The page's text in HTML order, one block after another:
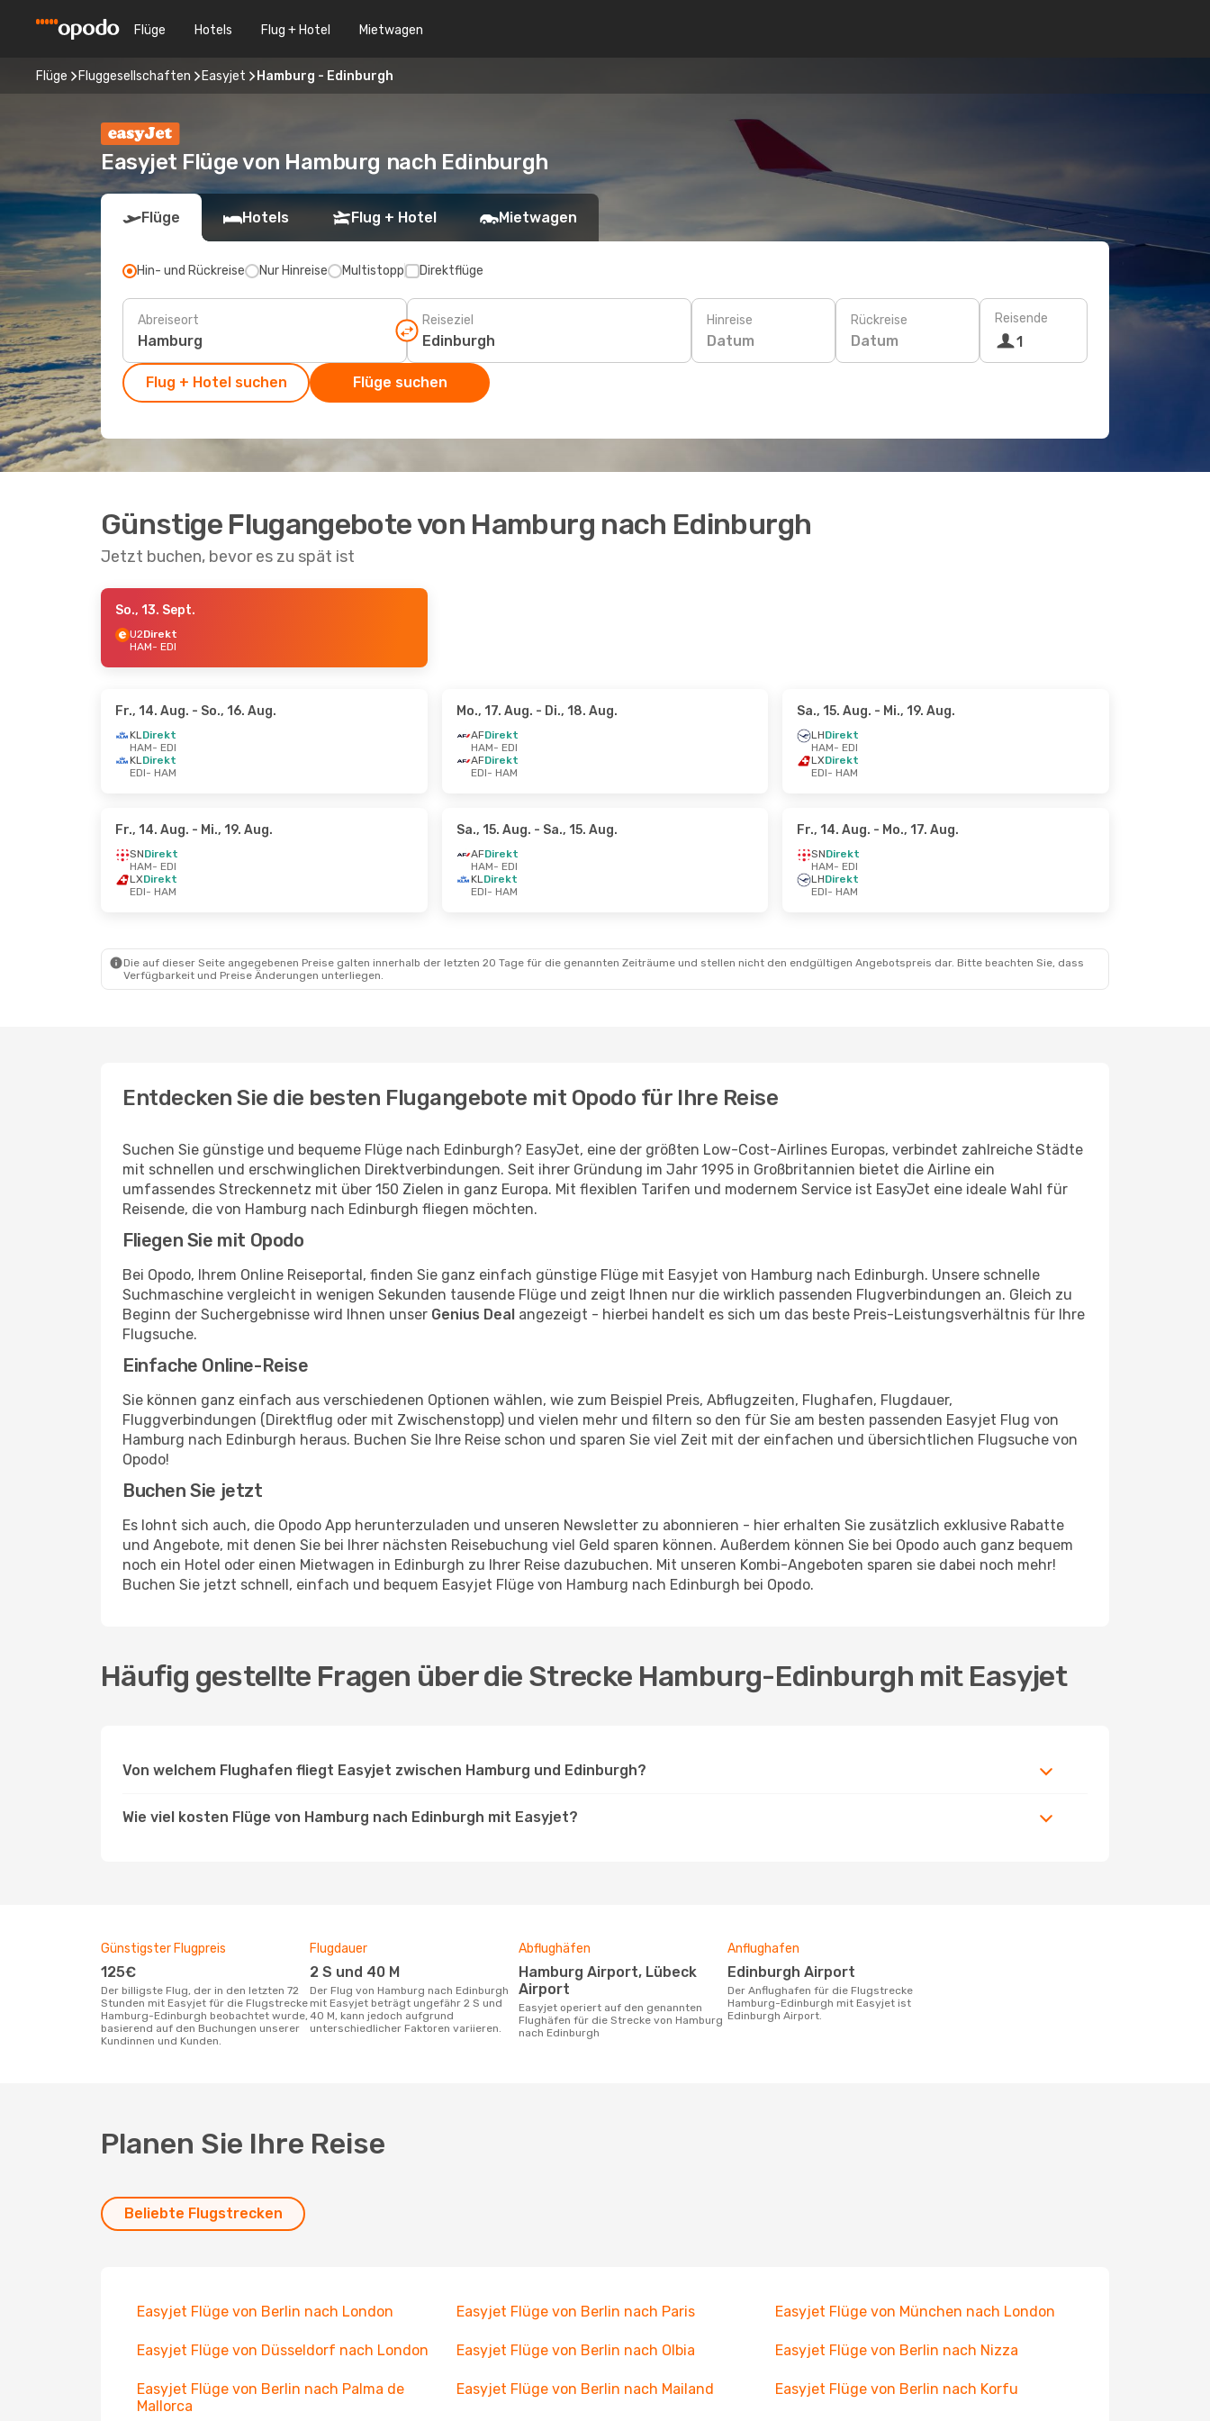
Flüge Hotels Flug + Hotel Mietwagen
Flüge Fluggesellschaften Easyjet Hamburg - Edinburgh
Easyjet Flüge von Hamburg nach Edinburgh
Flüge Hotels Flug + Hotel Mietwagen
Hin- und Rückreise Nur Hinreise Multistopp Direktflüge
Abreiseort Reiseziel Hinreise
Datum
Rückreise
Datum
Reisende
1
Flug + Hotel suchen Flüge suchen
Günstige Flugangebote von Hamburg nach Edinburgh
Jetzt buchen, bevor es zu spät ist
So., 13. Sept.
U2Direkt
HAM- EDI
Fr., 14. Aug. - So., 16. Aug.
KLDirekt
HAM- EDI
KLDirekt
EDI- HAM
Mo., 17. Aug. - Di., 18. Aug.
AFDirekt
HAM- EDI
AFDirekt
EDI- HAM
Sa., 15. Aug. - Mi., 19. Aug.
LHDirekt
HAM- EDI
LXDirekt
EDI- HAM
Fr., 14. Aug. - Mi., 19. Aug.
SNDirekt
HAM- EDI
LXDirekt
EDI- HAM
Sa., 15. Aug. - Sa., 15. Aug.
AFDirekt
HAM- EDI
KLDirekt
EDI- HAM
Fr., 14. Aug. - Mo., 17. Aug.
SNDirekt
HAM- EDI
LHDirekt
EDI- HAM
Die auf dieser Seite angegebenen Preise galten innerhalb der letzten 20 Tage für die genannten Zeiträume und stellen nicht den endgültigen Angebotspreis dar. Bitte beachten Sie, dass
Verfügbarkeit und Preise Änderungen unterliegen.
Entdecken Sie die besten Flugangebote mit Opodo für Ihre Reise
Suchen Sie günstige und bequeme Flüge nach Edinburgh? EasyJet, eine der größten Low-Cost-Airlines Europas, verbindet zahlreiche Städte
mit schnellen und erschwinglichen Direktverbindungen. Seit ihrer Gründung im Jahr 1995 in Großbritannien bietet die Airline ein
umfassendes Streckennetz mit über 150 Zielen in ganz Europa. Mit flexiblen Tarifen und modernem Service ist EasyJet eine ideale Wahl für
Reisende, die von Hamburg nach Edinburgh fliegen möchten.
Fliegen Sie mit Opodo
Bei Opodo, Ihrem Online Reiseportal, finden Sie ganz einfach günstige Flüge mit Easyjet von Hamburg nach Edinburgh. Unsere schnelle
Suchmaschine vergleicht in wenigen Sekunden tausende Flüge und zeigt Ihnen nur die wirklich passenden Flugverbindungen an. Gleich zu
Beginn der Suchergebnisse wird Ihnen unser Genius Deal angezeigt - hierbei handelt es sich um das beste Preis-Leistungsverhältnis für Ihre
Flugsuche.
Einfache Online-Reise
Sie können ganz einfach aus verschiedenen Optionen wählen, wie zum Beispiel Preis, Abflugzeiten, Flughafen, Flugdauer,
Fluggverbindungen (Direktflug oder mit Zwischenstopp) und vielen mehr und filtern so den für Sie am besten passenden Easyjet Flug von
Hamburg nach Edinburgh heraus. Buchen Sie Ihre Reise schon und sparen Sie viel Zeit mit der einfachen und übersichtlichen Flugsuche von
Opodo!
Buchen Sie jetzt
Es lohnt sich auch, die Opodo App herunterzuladen und unseren Newsletter zu abonnieren - hier erhalten Sie zusätzlich exklusive Rabatte
und Angebote, mit denen Sie bei Ihrer nächsten Reisebuchung viel Geld sparen können. Außerdem können Sie bei Opodo auch ganz bequem
noch ein Hotel oder einen Mietwagen in Edinburgh zu Ihrer Reise dazubuchen. Mit unseren Kombi-Angeboten sparen sie dabei noch mehr!
Buchen Sie jetzt schnell, einfach und bequem Easyjet Flüge von Hamburg nach Edinburgh bei Opodo.
Häufig gestellte Fragen über die Strecke Hamburg-Edinburgh mit Easyjet
Von welchem Flughafen fliegt Easyjet zwischen Hamburg und Edinburgh?
Wie viel kosten Flüge von Hamburg nach Edinburgh mit Easyjet?
Günstigster Flugpreis
125€
Der billigste Flug, der in den letzten 72
Stunden mit Easyjet für die Flugstrecke
Hamburg-Edinburgh beobachtet wurde,
basierend auf den Buchungen unserer
Kundinnen und Kunden.
Flugdauer
2 S und 40 M
Der Flug von Hamburg nach Edinburgh
mit Easyjet beträgt ungefähr 2 S und
40 M, kann jedoch aufgrund
unterschiedlicher Faktoren variieren.
Abflughäfen
Hamburg Airport, Lübeck
Airport
Easyjet operiert auf den genannten
Flughäfen für die Strecke von Hamburg
nach Edinburgh
Anflughafen
Edinburgh Airport
Der Anflughafen für die Flugstrecke
Hamburg-Edinburgh mit Easyjet ist
Edinburgh Airport.
Planen Sie Ihre Reise
Beliebte Flugstrecken
Easyjet Flüge von Berlin nach London Easyjet Flüge von Berlin nach Paris Easyjet Flüge von München nach London
Easyjet Flüge von Düsseldorf nach London Easyjet Flüge von Berlin nach Olbia Easyjet Flüge von Berlin nach Nizza
Easyjet Flüge von Berlin nach Palma de
Mallorca
Easyjet Flüge von Berlin nach Mailand Easyjet Flüge von Berlin nach Korfu